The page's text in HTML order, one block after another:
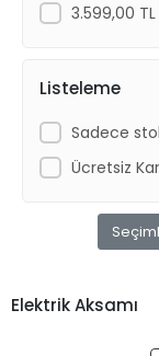
3.599,00
Listeleme
Sadece
Ücretsiz
Elektrik Aksamı